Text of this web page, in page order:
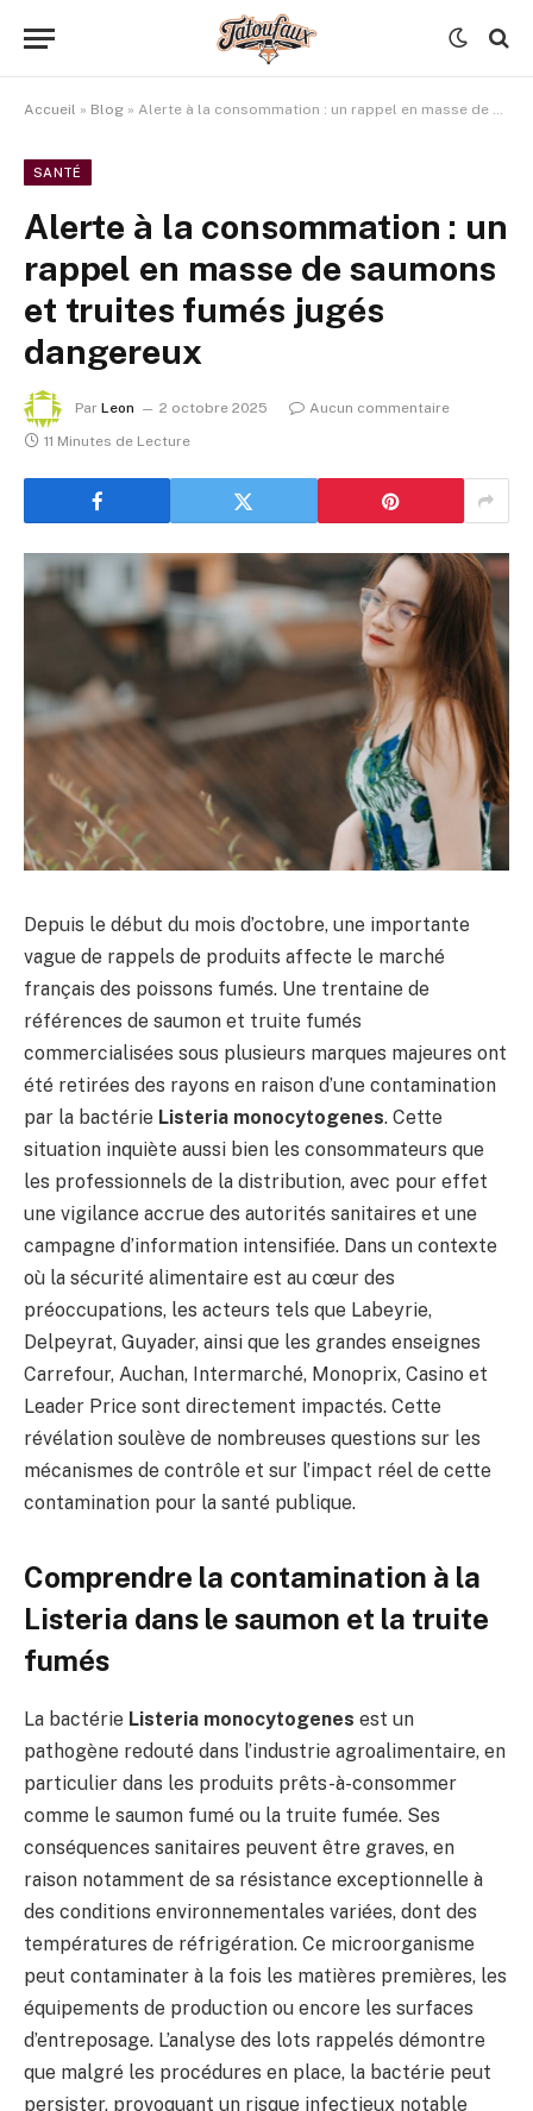
Accueil » Blog » Alerte à la consommation : un rappel en masse de saumons et truites fumés jugés dangereux
SANTÉ
Alerte à la consommation : un
rappel en masse de saumons
et truites fumés jugés
dangereux
Par Leon 2 octobre 2025
Aucun commentaire
11 Minutes de Lecture
Depuis le début du mois d’octobre, une importante
vague de rappels de produits affecte le marché
français des poissons fumés. Une trentaine de
références de saumon et truite fumés
commercialisées sous plusieurs marques majeures ont
été retirées des rayons en raison d’une contamination
par la bactérie Listeria monocytogenes. Cette
situation inquiète aussi bien les consommateurs que
les professionnels de la distribution, avec pour effet
une vigilance accrue des autorités sanitaires et une
campagne d’information intensifiée. Dans un contexte
où la sécurité alimentaire est au cœur des
préoccupations, les acteurs tels que Labeyrie,
Delpeyrat, Guyader, ainsi que les grandes enseignes
Carrefour, Auchan, Intermarché, Monoprix, Casino et
Leader Price sont directement impactés. Cette
révélation soulève de nombreuses questions sur les
mécanismes de contrôle et sur l’impact réel de cette
contamination pour la santé publique.
Comprendre la contamination à la
Listeria dans le saumon et la truite
fumés
La bactérie Listeria monocytogenes est un
pathogène redouté dans l’industrie agroalimentaire, en
particulier dans les produits prêts-à-consommer
comme le saumon fumé ou la truite fumée. Ses
conséquences sanitaires peuvent être graves, en
raison notamment de sa résistance exceptionnelle à
des conditions environnementales variées, dont des
températures de réfrigération. Ce microorganisme
peut contaminater à la fois les matières premières, les
équipements de production ou encore les surfaces
d’entreposage. L’analyse des lots rappelés démontre
que malgré les procédures en place, la bactérie peut
persister, provoquant un risque infectieux notable